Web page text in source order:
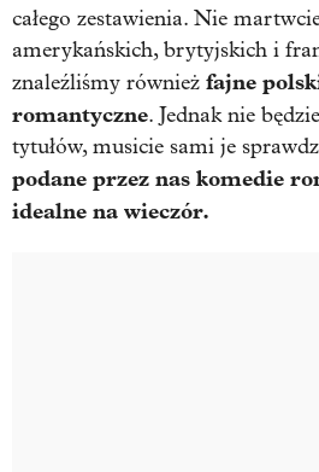
całego zestawienia. Nie
amerykańskich, brytyjskich i
znaleźliśmy również fajne
romantyczne. Jednak nie
tytułów, musicie sami je
podane przez nas komedie
idealne na wieczór.